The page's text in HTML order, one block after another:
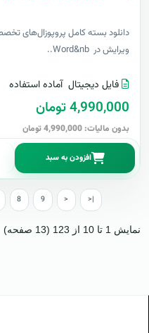
دانلود بسته کامل پروپوزال‌های
ویرایش در Word&nb..
فایل دیجیتال آماده استفاده
4,990,000 تومان
بدون مالیات: 4,990,000 تومان
افزودن به سبد
8 9 > >|
نمایش 1 تا 10 از 123 (13 صفحه)